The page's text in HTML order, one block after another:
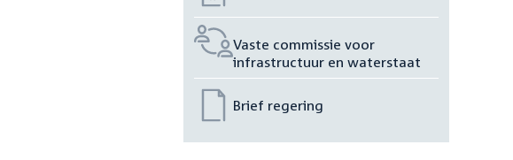
Vaste commissie voor
infrastructuur en waterstaat
Brief regering